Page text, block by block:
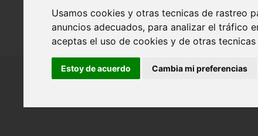
Usamos cookies y otras tecnicas de rastreo
anuncios adecuados, para analizar el tráfico
aceptas el uso de cookies y de otras
Estoy de acuerdo Cambia mi preferencias
ESPAÑA